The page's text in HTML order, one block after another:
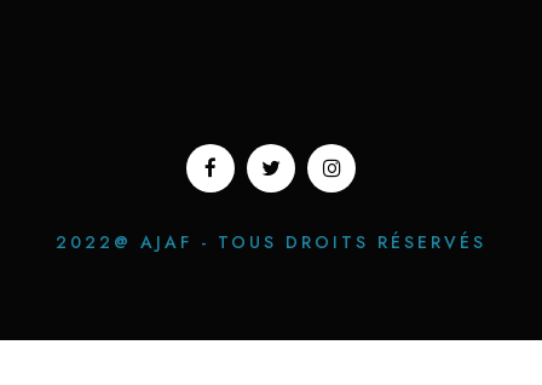
2022@ AJAF - TOUS DROITS RÉSERVÉS